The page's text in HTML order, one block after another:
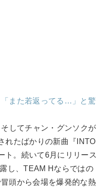
「また若返ってる…」と驚
してチャン・グンソクが
れたばかりの新曲『INTO
ト。続いて6月にリリース
し、TEAM Hならではの
頭から会場を爆発的な熱